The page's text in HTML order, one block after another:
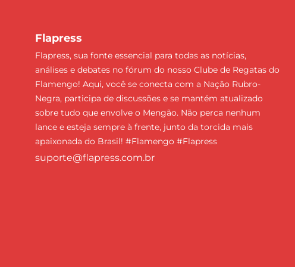
Flapress
Flapress, sua fonte essencial para todas as notícias,
análises e debates no fórum do nosso Clube de Regatas do
Flamengo! Aqui, você se conecta com a Nação Rubro-
Negra, participa de discussões e se mantém atualizado
sobre tudo que envolve o Mengão. Não perca nenhum
lance e esteja sempre à frente, junto da torcida mais
apaixonada do Brasil! #Flamengo #Flapress
suporte@flapress.com.br